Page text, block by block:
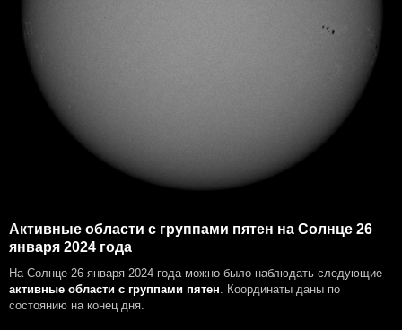
Активные области с группами пятен на Солнце 26
января 2024 года
На Солнце 26 января 2024 года можно было наблюдать следующие
активные области с группами пятен . Координаты даны по
состоянию на конец дня.